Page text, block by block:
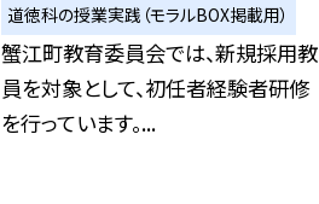
道徳科の授業実践（モラルBOX掲載用）
蟹江町教育委員会では、新規採用教
員を対象として、初任者経験者研修
を行っています。...